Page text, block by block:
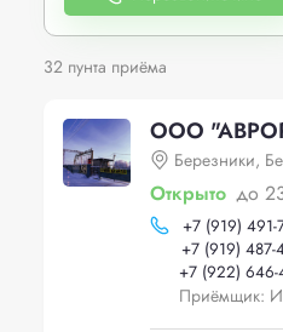
32 пунта приёма
ООО
Березники,
Открыто до
+7 (919) 491-
+7 (919) 487-
+7 (922) 646-
Приёмщик: